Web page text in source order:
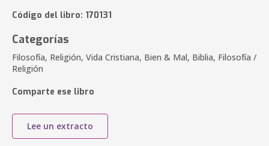
Código del libro: 170131
Categorías
Filosofía, Religión, Vida Cristiana, Bien & Mal, Biblia, Filosofía /
Religión
Comparte ese libro
Lee un extracto